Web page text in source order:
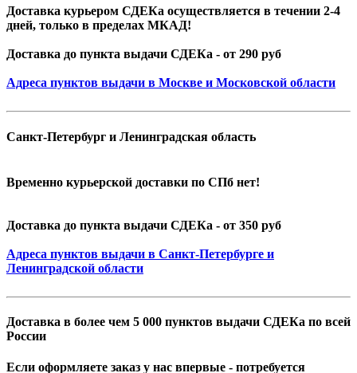
Доставка курьером СДЕКа осуществляется в течении 2-4
дней, только в пределах МКАД!
Доставка до пункта выдачи СДЕКа - от 290 руб
Адреса пунктов выдачи в Москве и Московской области
Санкт-Петербург и Ленинградская область
Временно курьерской доставки по СПб нет!
Доставка до пункта выдачи СДЕКа - от 350 руб
Адреса пунктов выдачи в Санкт-Петербурге и
Ленинградской области
Доставка в более чем 5 000 пунктов выдачи СДЕКа по всей
России
Если оформляете заказ у нас впервые - потребуется